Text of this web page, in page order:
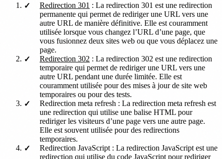
Redirection 301 : La redirection 301 est une redirection
permanente qui permet de rediriger une URL vers une
autre URL de manière définitive. Elle est couramment
utilisée lorsque vous changez l’URL d’une page, que
vous fusionnez deux sites web ou que vous déplacez une
page.
Redirection 302 : La redirection 302 est une redirection
temporaire qui permet de rediriger une URL vers une
autre URL pendant une durée limitée. Elle est
couramment utilisée pour des mises à jour de site web
temporaires ou pour des tests.
Redirection meta refresh : La redirection meta refresh est
une redirection qui utilise une balise HTML pour
rediriger les visiteurs d’une page vers une autre page.
Elle est souvent utilisée pour des redirections
temporaires.
Redirection JavaScript : La redirection JavaScript est une
redirection qui utilise du code JavaScript pour rediriger